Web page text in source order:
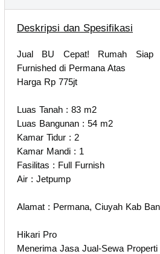
Deskripsi dan Spesifikasi
Jual BU Cepat! Rumah Siap
Furnished di Permana Atas
Harga Rp 775jt
Luas Tanah : 83 m2
Luas Bangunan : 54 m2
Kamar Tidur : 2
Kamar Mandi : 1
Fasilitas : Full Furnish
Air : Jetpump
Alamat : Permana, Ciuyah Kab
Hikari Pro
Menerima Jasa Jual-Sewa Properti